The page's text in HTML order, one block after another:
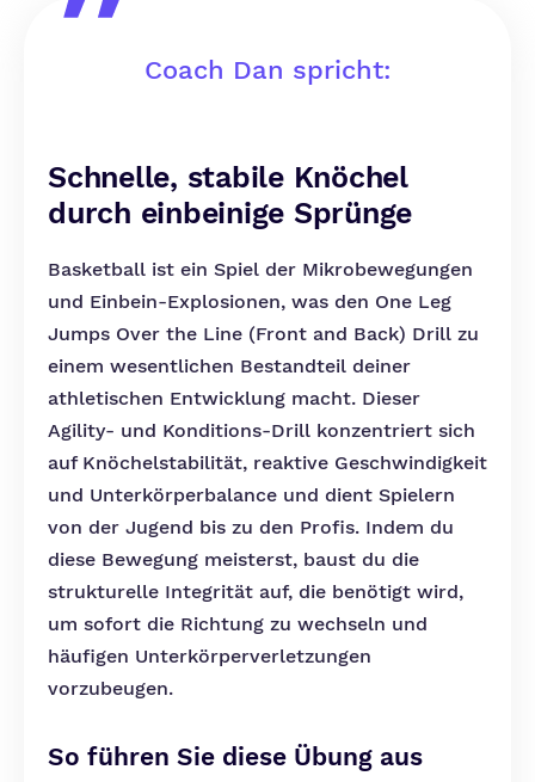
Coach Dan spricht:
Schnelle, stabile Knöchel
durch einbeinige Sprünge
Basketball ist ein Spiel der Mikrobewegungen
und Einbein-Explosionen, was den One Leg
Jumps Over the Line (Front and Back) Drill zu
einem wesentlichen Bestandteil deiner
athletischen Entwicklung macht. Dieser
Agility- und Konditions-Drill konzentriert sich
auf Knöchelstabilität, reaktive Geschwindigkeit
und Unterkörperbalance und dient Spielern
von der Jugend bis zu den Profis. Indem du
diese Bewegung meisterst, baust du die
strukturelle Integrität auf, die benötigt wird,
um sofort die Richtung zu wechseln und
häufigen Unterkörperverletzungen
vorzubeugen.
So führen Sie diese Übung aus